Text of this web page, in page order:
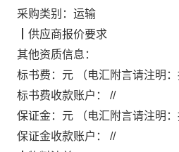
采购类别： 运输
供应商报价要求
其他资质信息：
标书费： 元 （电汇附言请注明：
标书费收款账户：
//
保证金： 元 （电汇附言请注明：
保证金收款账户：
//